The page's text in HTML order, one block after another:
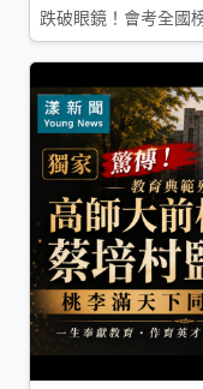
跌破眼鏡！會考全國